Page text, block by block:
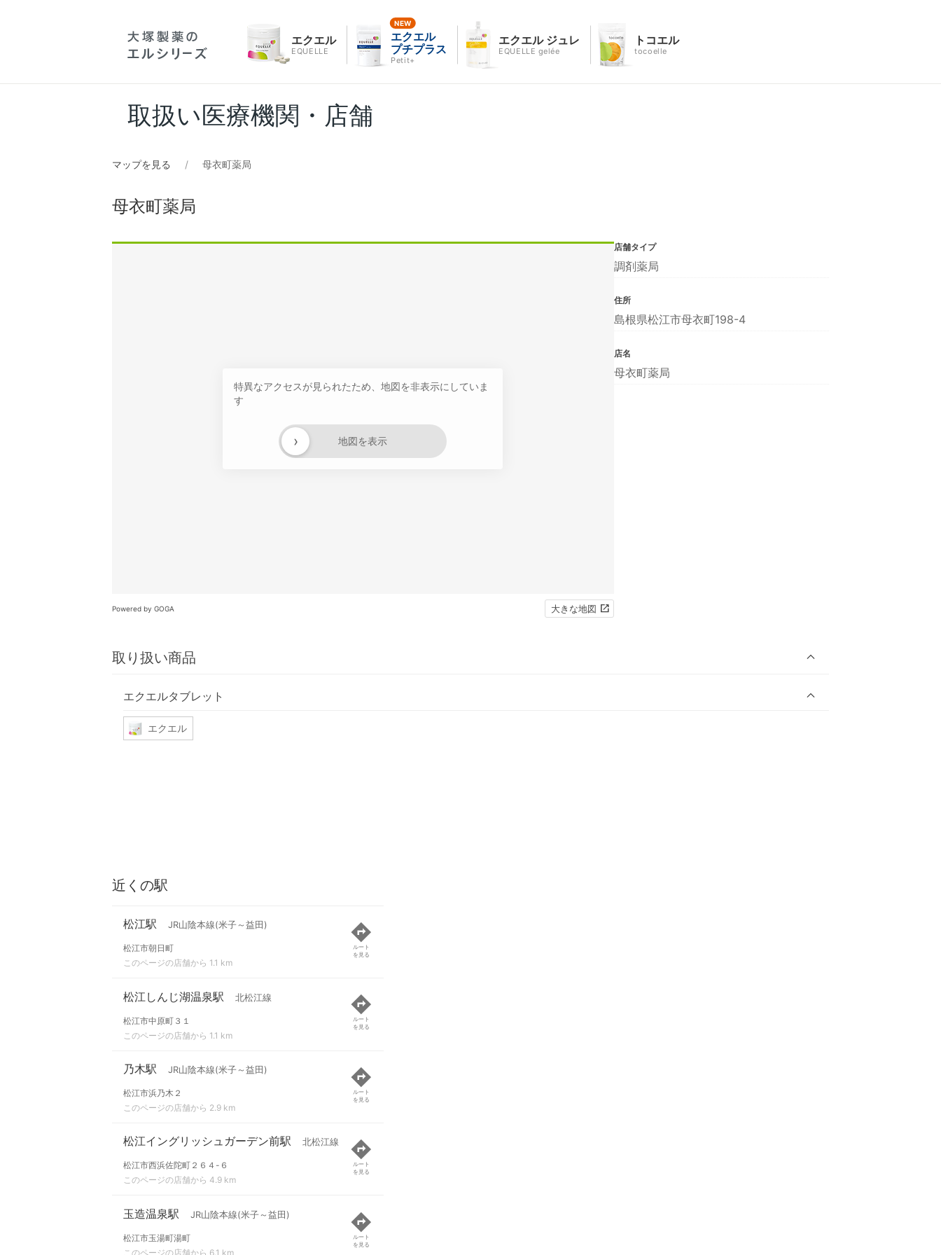
エクエル
EQUELLE
エクエル
プチプラス
Petit+
エクエル ジュレ
EQUELLE gelée
トコエル
tocoelle
取扱い医療機関・店舗
マップを見る 母衣町薬局
母衣町薬局
特異なアクセスが見られたため、地図を非表示にしていま
す
地図を表示
›
Powered by GOGA 大きな地図
取り扱い商品
エクエルタブレット
エクエル
店舗タイプ
調剤薬局
住所
島根県松江市母衣町198-4
店名
母衣町薬局
近くの駅
松江駅 JR山陰本線(米子～益田)
松江市朝日町
このページの店舗から 1.1 km
ルート
を見る
松江しんじ湖温泉駅 北松江線
松江市中原町３１
このページの店舗から 1.1 km
ルート
を見る
乃木駅 JR山陰本線(米子～益田)
松江市浜乃木２
このページの店舗から 2.9 km
ルート
を見る
松江イングリッシュガーデン前駅 北松江線
松江市西浜佐陀町２６４-６
このページの店舗から 4.9 km
ルート
を見る
玉造温泉駅 JR山陰本線(米子～益田)
松江市玉湯町湯町
このページの店舗から 6.1 km
ルート
を見る